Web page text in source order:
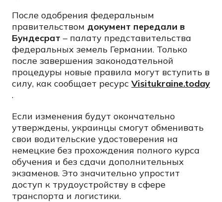
После одобрения федеральным
правительством документ передали в
Бундесрат – палату представительства
федеральных земель Германии. Только
после завершения законодательной
процедуры новые правила могут вступить в
силу, как сообщает ресурс Visitukraine.today
.
Если изменения будут окончательно
утверждены, украинцы смогут обменивать
свои водительские удостоверения на
немецкие без прохождения полного курса
обучения и без сдачи дополнительных
экзаменов. Это значительно упростит
доступ к трудоустройству в сфере
транспорта и логистики.